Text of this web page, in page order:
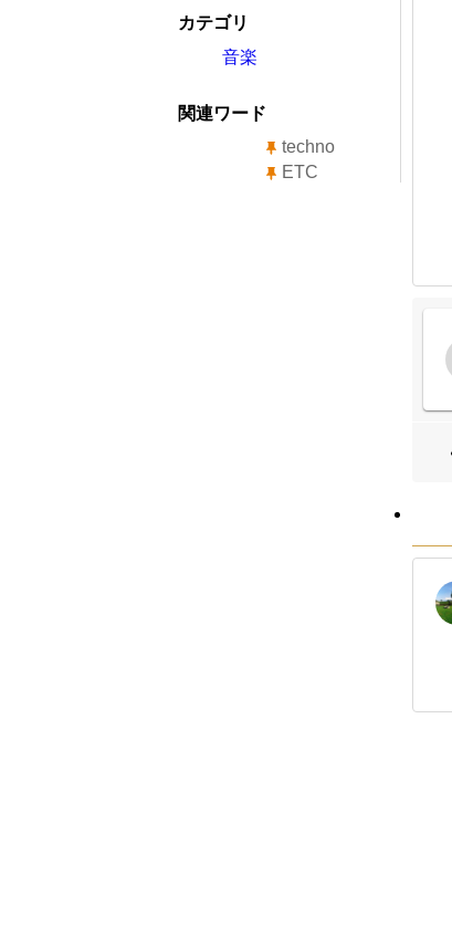
カテゴリ
音楽
関連ワード
techno
ETC